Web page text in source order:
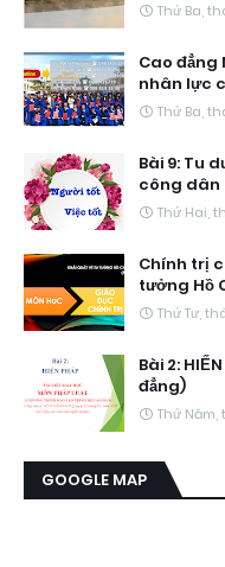
Thứ Ba,
Cao đẳng
nhân lực
Thứ Ba,
Bài 9: Tu
công dân
Thứ Hai,
Chính trị
tưởng Hồ
Thứ Tư,
Bài 2:
đẳng)
Thứ Năm,
GOOGLE MAP